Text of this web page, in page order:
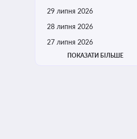
29 липня 2026
28 липня 2026
27 липня 2026
ПОКАЗАТИ БІЛЬШЕ